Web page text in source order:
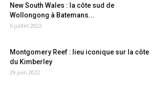
New South Wales : la côte sud de
Wollongong à Batemans...
6 juillet 2022
Montgomery Reef : lieu iconique sur la côte
du Kimberley
29 juin 2022